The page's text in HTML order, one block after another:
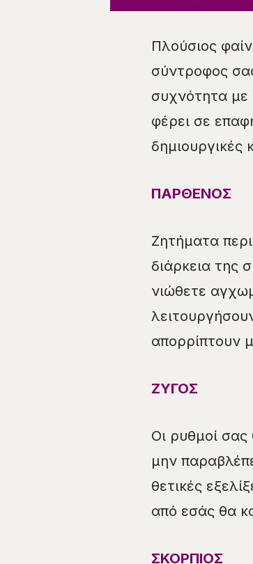
Πλούσιος
σύντροφος
συχνότητα με
φέρει σε
δημιουργικές
ΠΑΡΘΕΝΟΣ
Ζητήματα
διάρκεια της
νιώθετε
απορρίπτουν
ΖΥΓΟΣ
Οι ρυθμοί σας
μην
θετικές
από εσάς θα
ΣΚΟΡΠΙΟΣ